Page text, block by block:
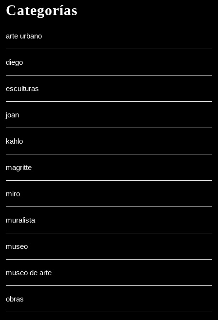
Categorías
arte urbano
diego
esculturas
joan
kahlo
magritte
miro
muralista
museo
museo de arte
obras